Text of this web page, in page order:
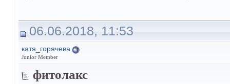
06.06.2018, 11:53
катя_горячева
Junior Member
фитолакс